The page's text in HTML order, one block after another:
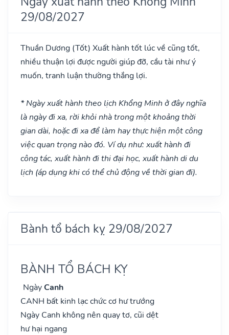
29/08/2027
Thuần Dương (Tốt) Xuất hành tốt lúc về cũng tốt,
nhiều thuận lợi được người giúp đỡ, cầu tài như ý
muốn, tranh luận thường thắng lợi.
* Ngày xuất hành theo lịch Khổng Minh ở đây nghĩa
là ngày đi xa, rời khỏi nhà trong một khoảng thời
gian dài, hoặc đi xa để làm hay thực hiện một công
việc quan trọng nào đó. Ví dụ như: xuất hành đi
công tác, xuất hành đi thi đại học, xuất hành di du
lịch (áp dụng khi có thể chủ động về thời gian đi).
Bành tổ bách kỵ 29/08/2027
BÀNH TỔ BÁCH KỴ
NgàyCanh
CANH bất kinh lạc chức cơ hư trướng
Ngày Canh không nên quay tơ, cũi dệt
hư hại ngang